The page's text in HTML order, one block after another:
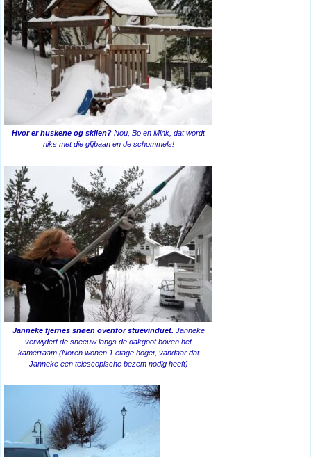
Hvor er huskene og sklien? Nou, Bo en Mink, dat wordt
niks met die glijbaan en de schommels!
Janneke fjernes snøen ovenfor stuevinduet. Janneke
verwijdert de sneeuw langs de dakgoot boven het
kamerraam (Noren wonen 1 etage hoger, vandaar dat
Janneke een telescopische bezem nodig heeft)